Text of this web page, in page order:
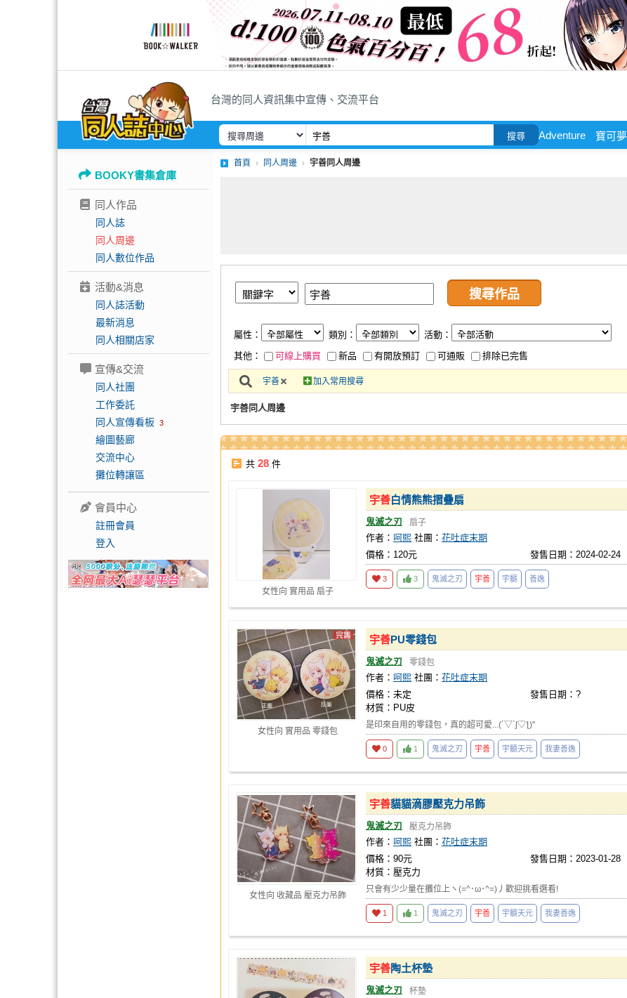
台灣的同人資訊集中宣傳、交流平台
搜尋 Adventure 寶可夢
BOOKY書集倉庫
同人作品
同人誌
同人周邊
同人數位作品
活動&消息
同人誌活動
最新消息
同人相關店家
宣傳&交流
同人社團
工作委託
同人宣傳看板 3
繪圖藝廊
交流中心
攤位轉讓區
會員中心
註冊會員
登入
首頁 同人周邊 宇善同人周邊
屬性： 類別：
活動：
其他：
可線上購買 新品 有開放預訂 可通販 排除已完售
宇善 加入常用搜尋
宇善同人周邊
共 28 件
女性向 實用品 扇子
宇善白情熊熊摺疊扇
鬼滅之刃 扇子
作者： 呵熙 社團： 花吐症末期
價格：120元
發售日期：2024-02-24
3 3 鬼滅之刃 宇善 宇髓 善逸
女性向 實用品 零錢包
宇善PU零錢包
鬼滅之刃 零錢包
作者： 呵熙 社團： 花吐症末期
價格：未定
發售日期：?
材質：PU皮
是印來自用的零錢包，真的超可愛...(´▽`ʃ♡ƪ)"
0 1 鬼滅之刃 宇善 宇髓天元 我妻善逸
女性向 收藏品 壓克力吊飾
宇善貓貓滴膠壓克力吊飾
鬼滅之刃 壓克力吊飾
作者： 呵熙 社團： 花吐症末期
價格：90元
發售日期：2023-01-28
材質：壓克力
只會有少少量在攤位上ヽ(=^･ω･^=)丿歡迎挑看選看!
1 1 鬼滅之刃 宇善 宇髓天元 我妻善逸
宇善陶土杯墊
鬼滅之刃 杯墊